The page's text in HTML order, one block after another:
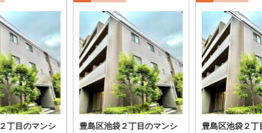
丁目のマンシ
豊島区池袋２丁目のマンシ
豊島区池袋２丁